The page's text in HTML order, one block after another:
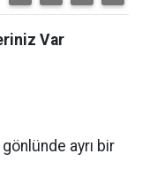
Var
ayrı bir